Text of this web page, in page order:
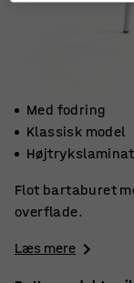
Med fodring
Klassisk model
Højtrykslaminat
Flot bartaburet
overflade.
Læs mere